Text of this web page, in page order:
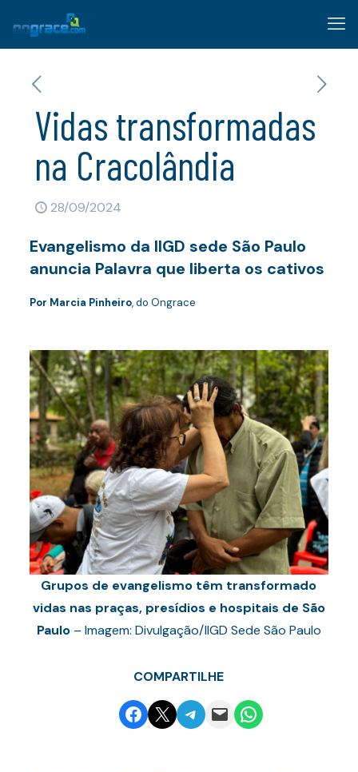
Vidas transformadas
na Cracolândia
28/09/2024
Evangelismo da IIGD sede São Paulo
anuncia Palavra que liberta os cativos
Por Marcia Pinheiro, do Ongrace
Grupos de evangelismo têm transformado
vidas nas praças, presídios e hospitais de São
Paulo– Imagem: Divulgação/IIGD Sede São Paulo
COMPARTILHE
Share on Facebook
Email this PageShare on Telegram
Email this PageShare on WhatsApp